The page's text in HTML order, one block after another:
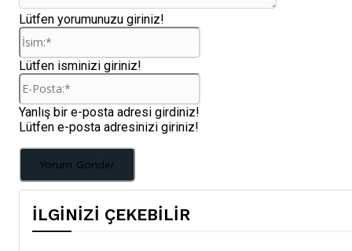
Lütfen yorumunuzu giriniz!
İsim:*
Lütfen isminizi giriniz!
E-
Yanlış bir e-posta adresi girdiniz!
Lütfen e-posta adresinizi giriniz!
İLGİNİZİ ÇEKEBİLİR